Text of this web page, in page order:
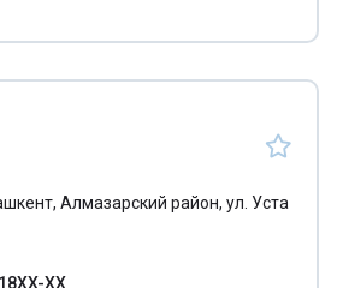
Алмазарский район, ул. Уста
XX